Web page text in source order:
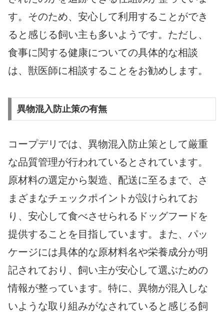
す。そのため、安心して利用することができ
ると感じる飼い主も多いようです。ただし、
食事に関する健康についての具体的な相談
は、獣医師に相談することをお勧めします。
異物混入防止策の有無
コープデリでは、異物混入防止策として厳重
な品質管理が行われているとされています。
原材料の選定から製造、配送に至るまで、さ
まざまなチェックポイントが設けられてお
り、安心して食べさせられるドッグフードを
提供することを目指しています。また、パッ
ケージには具体的な原材料名や栄養成分が明
記されており、飼い主が安心して選ぶための
情報が整っています。特に、異物が混入しな
いような取り組みがなされていると感じる飼